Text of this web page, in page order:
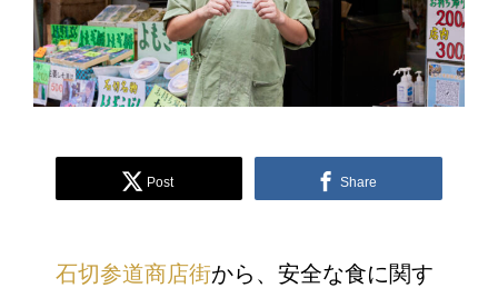
Post Share
石切参道商店街から、安全な食に関す